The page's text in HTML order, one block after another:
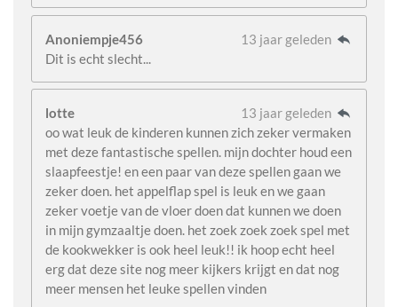
Anoniempje456
13 jaar geleden
Dit is echt slecht...
lotte
13 jaar geleden
oo wat leuk de kinderen kunnen zich zeker vermaken
met deze fantastische spellen. mijn dochter houd een
slaapfeestje! en een paar van deze spellen gaan we
zeker doen. het appelflap spel is leuk en we gaan
zeker voetje van de vloer doen dat kunnen we doen
in mijn gymzaaltje doen. het zoek zoek zoek spel met
de kookwekker is ook heel leuk!! ik hoop echt heel
erg dat deze site nog meer kijkers krijgt en dat nog
meer mensen het leuke spellen vinden